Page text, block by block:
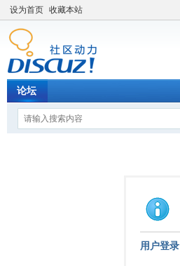
设为首页 收藏本站
论坛
用户登录